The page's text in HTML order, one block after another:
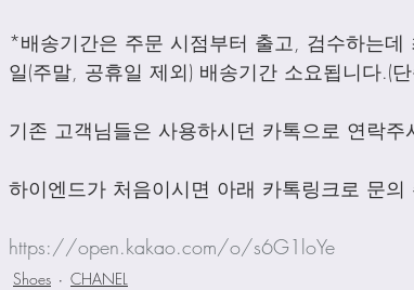
*배송기간은 주문 시점부터 출고, 검수하는
일(주말, 공휴일 제외) 배송기간 소요됩니다.(
기존 고객님들은 사용하시던 카톡으로 연락주
하이엔드가 처음이시면 아래 카톡링크로 문의
https://open.kakao.com/o/s6G1loYe
Shoes CHANEL